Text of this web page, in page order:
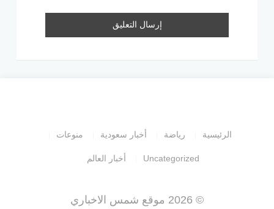
الرئيسية رياضة أخبار سعودية منوعات
Uncategorized أخبار العالم
© 2026 موقع شمس الاخباري